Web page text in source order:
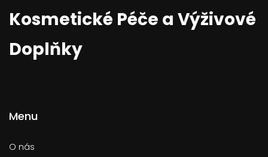
Kosmetické Péče a Výživové
Doplňky
Menu
O nás